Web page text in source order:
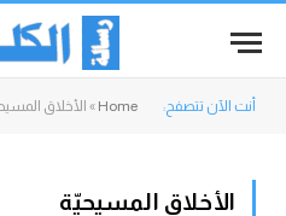
أنت الآن تتصفح: Home
» الأخلاق
الأخلاق المسيحيّة